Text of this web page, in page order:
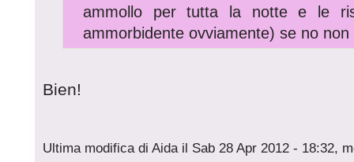
ammollo per tutta la notte e le
ammorbidente ovviamente) se no
Bien!
Ultima modifica di Aida il Sab 28 Apr 2012 - 18:32,